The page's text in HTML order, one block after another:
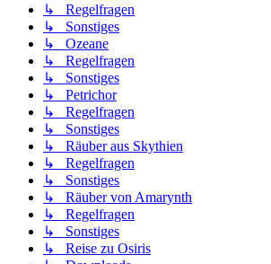
↳ Regelfragen
↳ Sonstiges
↳ Ozeane
↳ Regelfragen
↳ Sonstiges
↳ Petrichor
↳ Regelfragen
↳ Sonstiges
↳ Räuber aus Skythien
↳ Regelfragen
↳ Sonstiges
↳ Räuber von Amarynth
↳ Regelfragen
↳ Sonstiges
↳ Reise zu Osiris